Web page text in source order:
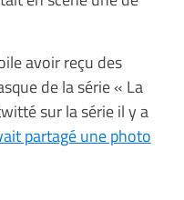
avoir reçu des
de la série « La
sur la série il y a
partagé une photo